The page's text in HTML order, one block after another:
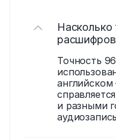
Точность
и разными